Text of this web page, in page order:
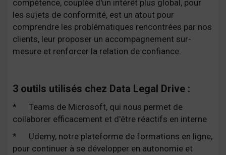
compétence, couplée d'un intérêt plus global, pour
les sujets de conformité, est un atout pour
comprendre les problématiques rencontrées par nos
clients, leur proposer un accompagnement sur-
mesure et renforcer la relation de confiance.
3 outils utilisés chez Data Legal Drive :
*
Teams de Microsoft, qui nous permet de
collaborer efficacement et d'être réactifs en interne
*
Udemy, notre plateforme de formations en ligne,
pour continuer à se développer en autonomie et